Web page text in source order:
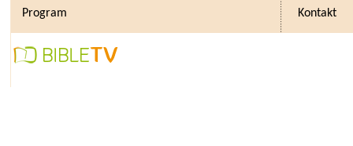
Program
Kontakt